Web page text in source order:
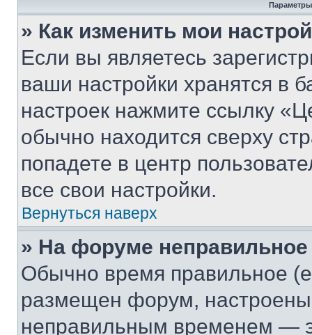
Параметры
» Как изменить мои
Если вы являетесь
ваши настройки хранятся в
настроек нажмите ссылку
обычно находится сверху
попадете в центр
все свои настройки.
Вернуться наверх
» На форуме
Обычно время правильное
размещен форум, настроены
неправильным временем —